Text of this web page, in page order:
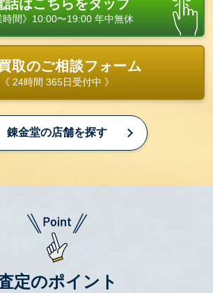
話はこちらをタップ
時間》10:00〜19:00 年中無休
取のご相談フォーム
《 24時間 365日受付中 》
錬金堂の店舗を探す
定のポイント